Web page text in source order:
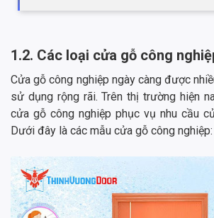
1.2. Các loại cửa gỗ công
Cửa gỗ công nghiệp ngày càng được
sử dụng rộng rãi. Trên thị trường hiện
cửa gỗ công nghiệp phục vụ nhu cầu
Dưới đây là các mẫu cửa gỗ công nghiệp: